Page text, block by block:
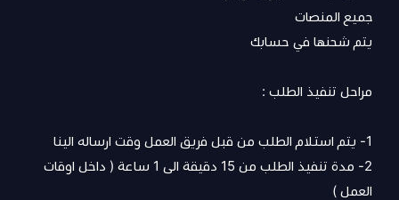
جميع المنصات
يتم شحنها في حسابك
مراحل تنفيذ الطلب :
1- يتم استلام الطلب من قبل فريق العمل وقت ارساله الينا
2- مدة تنفيذ الطلب من 15 دقيقة الى 1 ساعة ( داخل اوقات
العمل )